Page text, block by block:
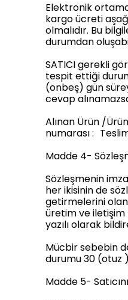
Elektronik
kargo ücreti
olmalıdır. Bu
durumdan
SATICI gerekli
tespit ettiği
(onbeş) gün
cevap
Alınan Ürün /
numarası :
Madde 4-
Sözleşmenin
her ikisinin de
getirmelerini
üretim ve
yazılı olarak
Mücbir sebebin
durumu 30 (otuz
Madde 5-